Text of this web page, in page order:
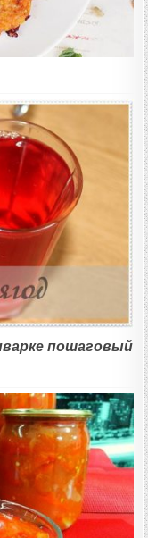
пошаговый